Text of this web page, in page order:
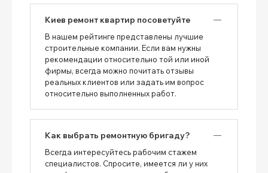
Киев ремонт квартир посоветуйте
В нашем рейтинге представлены лучшие
строительные компании. Если вам нужны
рекомендации относительно той или иной
фирмы, всегда можно почитать отзывы
реальных клиентов или задать им вопрос
относительно выполненных работ.
Как выбрать ремонтную бригаду?
Всегда интересуйтесь рабочим стажем
специалистов. Спросите, имеется ли у них